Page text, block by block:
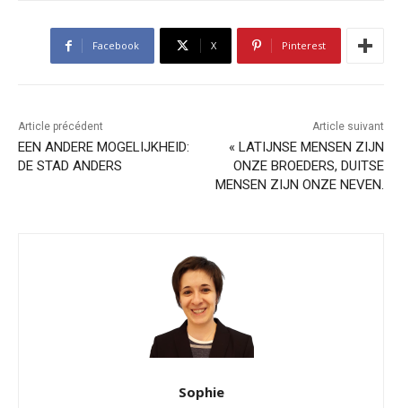
Facebook X Pinterest
Article précédent
EEN ANDERE MOGELIJKHEID:
DE STAD ANDERS
Article suivant
« LATIJNSE MENSEN ZIJN
ONZE BROEDERS, DUITSE
MENSEN ZIJN ONZE NEVEN.
Sophie